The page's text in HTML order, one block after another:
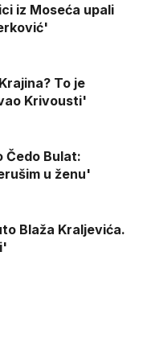
iz Moseća upali
To je
Krivousti'
Čedo Bulat:
u ženu'
Blaža Kraljevića.